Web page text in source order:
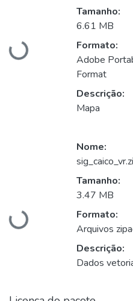
Carregando...
Tamanho:
6.61 MB
Formato:
Adobe
Format
Descrição:
Mapa
Carregando...
Nome:
Tamanho:
3.47 MB
Formato:
Arquivos
Descrição:
Dados